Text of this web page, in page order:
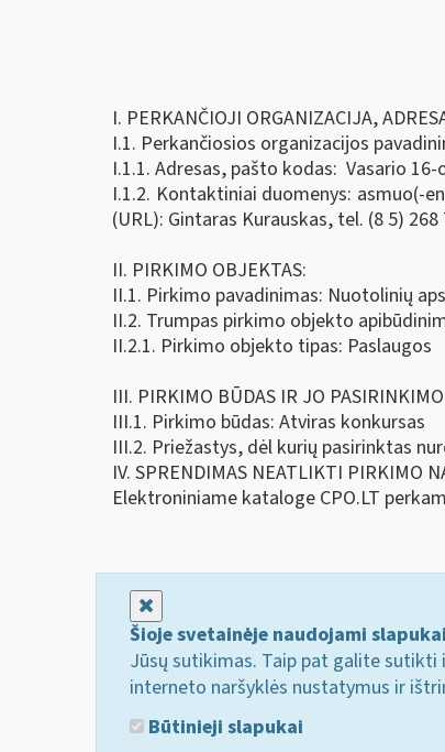
I. PERKANČIOJI ORGANIZACIJA,
I.1. Perkančiosios organizacijos
I.1.1. Adresas, pašto kodas: Vasario 16-
I.1.2. Kontaktiniai duomenys: asmuo(-
(URL): Gintaras Kurauskas, tel. (8 5)
II. PIRKIMO OBJEKTAS:
II.1. Pirkimo pavadinimas: Nuotolinių
II.2. Trumpas pirkimo objekto
II.2.1. Pirkimo objekto tipas: Paslaugos
III. PIRKIMO BŪDAS IR JO
III.1. Pirkimo būdas: Atviras konkursas
III.2. Priežastys, dėl kurių pasirinktas
IV. SPRENDIMAS NEATLIKTI PIRKIMO
Elektroniniame kataloge CPO.LT
Šioje svetainėje naudojami slapukai
Jūsų sutikimas. Taip pat galite
interneto naršyklės nustatymus ir
Būtinieji slapukai